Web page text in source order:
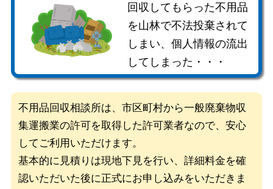
回収してもらった不用品
を山林で不法投棄されて
しまい、個人情報の流出
してしまった・・・
不用品回収相談所は、市区町村から一般廃棄物収
集運搬業の許可を取得した許可業者なので、安心
してご利用いただけます。
基本的に見積りは現地下見を行い、詳細料金を確
認いただいた後に正式にお申し込みをいただきま